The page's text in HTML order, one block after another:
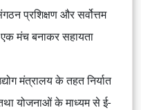
प्रशिक्षण और सर्वोत्तम
मंच बनाकर सहायता
मंत्रालय के तहत निर्यात
योजनाओं के माध्यम से ई-